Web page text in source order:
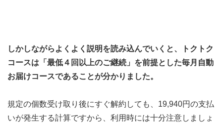
しかしながらよくよく説明を読み込んでいくと、トクトク
コースは「最低４回以上のご継続」を前提とした毎月自動
お届けコースであることが分かりました。
規定の個数受け取り後にすぐ解約しても、19,940円の支払
いが発生する計算ですから、利用時には十分注意しましょ